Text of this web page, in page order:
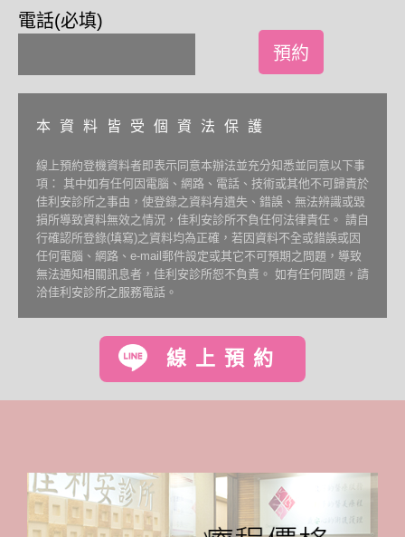
電話(必填)
本資料皆受個資法保護
線上預約登機資料者即表示同意本辦法並充分知悉並同意以下事
項： 其中如有任何因電腦、網路、電話、技術或其他不可歸責於
佳利安診所之事由，使登錄之資料有遺失、錯誤、無法辨識或毀
損所導致資料無效之情況，佳利安診所不負任何法律責任。 請自
行確認所登錄(填寫)之資料均為正確，若因資料不全或錯誤或因
任何電腦、網路、e-mail郵件設定或其它不可預期之問題，導致
無法通知相關訊息者，佳利安診所恕不負責。 如有任何問題，請
洽佳利安診所之服務電話。
線上預約
療程價格